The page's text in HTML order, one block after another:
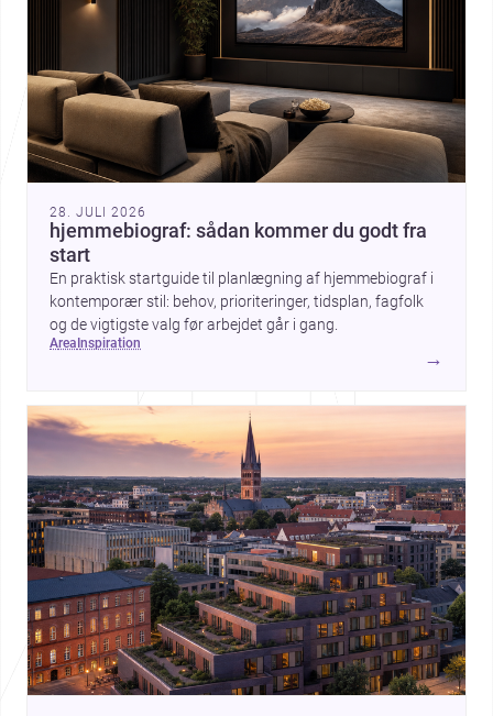
28. JULI 2026
hjemmebiograf: sådan kommer du godt fra
start
En praktisk startguide til planlægning af hjemmebiograf i
kontemporær stil: behov, prioriteringer, tidsplan, fagfolk
og de vigtigste valg før arbejdet går i gang.
area inspiration
→